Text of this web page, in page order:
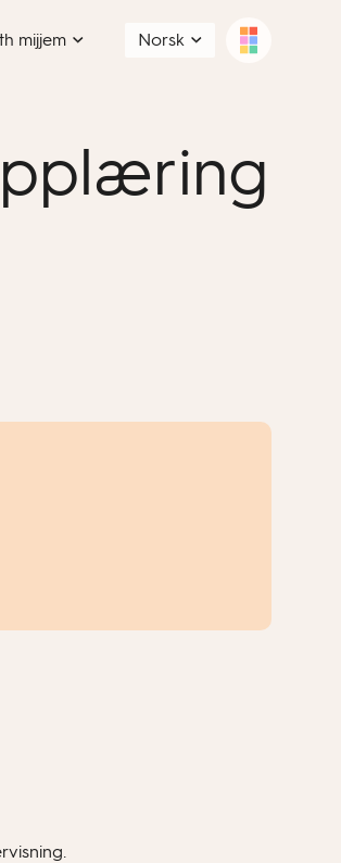
mijjem Norsk